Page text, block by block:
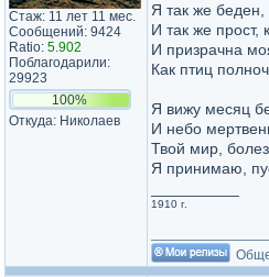
Стаж: 11 лет 11 мес.
Сообщений: 9424
Ratio: 5.902
Поблагодарили:
29923
100%
Откуда: Николаев
Я так же беден,
И так же прост,
И призрачна
Как птиц
Я вижу месяц
И небо
Твой мир,
Я принимаю,
1910 г.